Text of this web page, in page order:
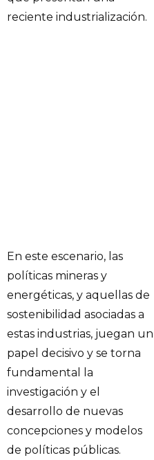
reciente industrialización.
En este escenario, las
políticas mineras y
energéticas, y aquellas de
sostenibilidad asociadas a
estas industrias, juegan un
papel decisivo y se torna
fundamental la
investigación y el
desarrollo de nuevas
concepciones y modelos
de políticas públicas.